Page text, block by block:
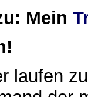
Mein
laufen